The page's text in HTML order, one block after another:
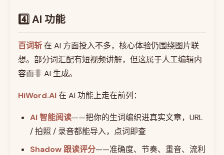
4️⃣ AI 功能
百词斩在 AI 方面投入不多，核心体验仍围绕图片联
想。部分词汇配有短视频讲解，但这属于人工编辑内
容而非 AI 生成。
HiWord.AI在 AI 功能上走在前列：
AI 智能阅读——把你的生词编织进真实文章，URL
/ 拍照 / 录音都能导入，点词即查
Shadow 跟读评分——准确度、节奏、重音、流利